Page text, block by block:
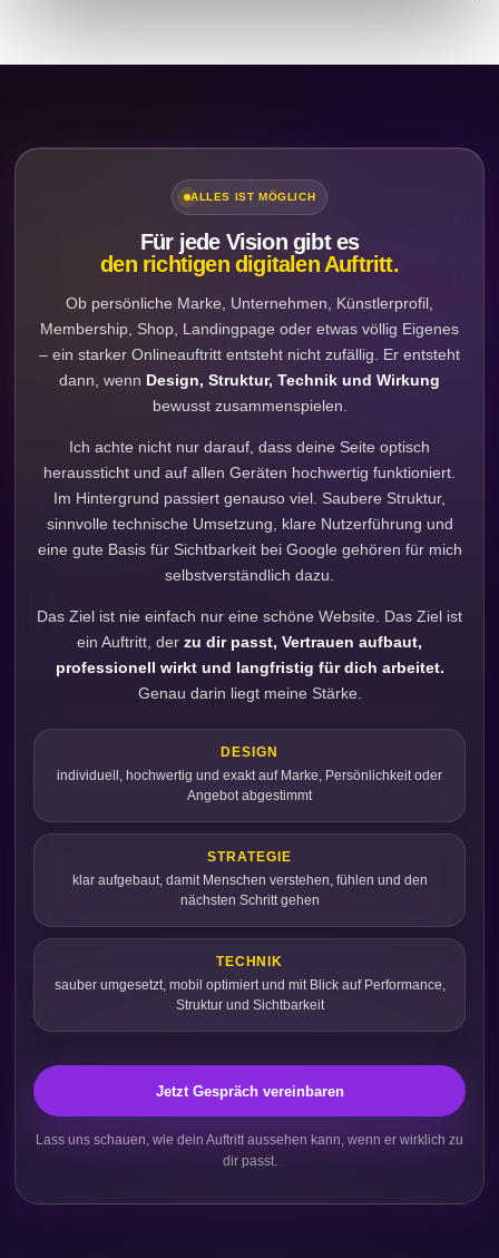
ALLES IST MÖGLICH
Für jede Vision gibt es
den richtigen digitalen Auftritt.
Ob persönliche Marke, Unternehmen, Künstlerprofil,
Membership, Shop, Landingpage oder etwas völlig Eigenes
– ein starker Onlineauftritt entsteht nicht zufällig. Er entsteht
dann, wenn Design, Struktur, Technik und Wirkung
bewusst zusammenspielen.
Ich achte nicht nur darauf, dass deine Seite optisch
heraussticht und auf allen Geräten hochwertig funktioniert.
Im Hintergrund passiert genauso viel. Saubere Struktur,
sinnvolle technische Umsetzung, klare Nutzerführung und
eine gute Basis für Sichtbarkeit bei Google gehören für mich
selbstverständlich dazu.
Das Ziel ist nie einfach nur eine schöne Website. Das Ziel ist
ein Auftritt, der zu dir passt, Vertrauen aufbaut,
professionell wirkt und langfristig für dich arbeitet.
Genau darin liegt meine Stärke.
DESIGN
individuell, hochwertig und exakt auf Marke, Persönlichkeit oder
Angebot abgestimmt
STRATEGIE
klar aufgebaut, damit Menschen verstehen, fühlen und den
nächsten Schritt gehen
TECHNIK
sauber umgesetzt, mobil optimiert und mit Blick auf Performance,
Struktur und Sichtbarkeit
Jetzt Gespräch vereinbaren
Lass uns schauen, wie dein Auftritt aussehen kann, wenn er wirklich zu
dir passt.